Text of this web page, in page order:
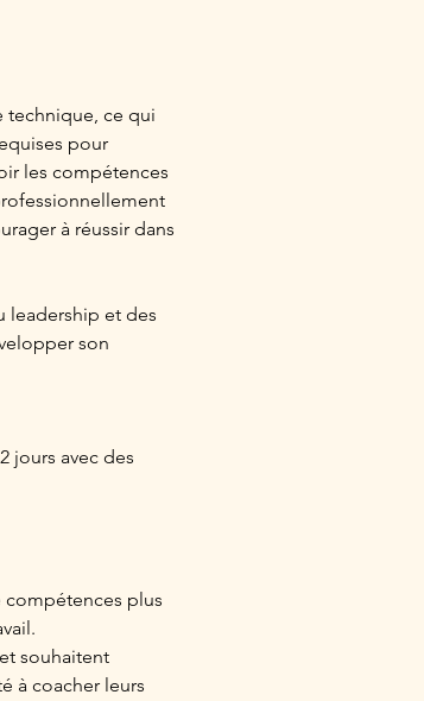
technique, ce qui
pour
les compétences
à réussir dans
leadership et des
son
jours avec des
à coacher leurs